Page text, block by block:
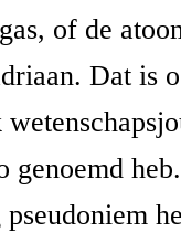
of de
Dat is
genoemd